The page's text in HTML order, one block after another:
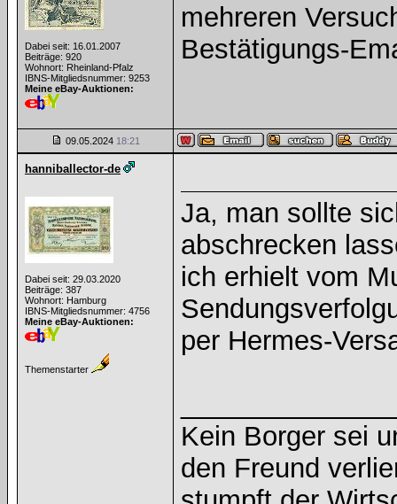
Dabei seit: 16.01.2007
Beiträge: 920
Wohnort: Rheinland-Pfalz
IBNS-Mitgliedsnummer: 9253
Meine eBay-Auktionen:
mehreren
Bestätigungs-
09.05.2024 18:21
hanniballector-de
Dabei seit: 29.03.2020
Beiträge: 387
Wohnort: Hamburg
IBNS-Mitgliedsnummer: 4756
Meine eBay-Auktionen:
Themenstarter
Ja, man sollte
abschrecken
ich erhielt vom
per Hermes-
Kein Borger sei
den Freund